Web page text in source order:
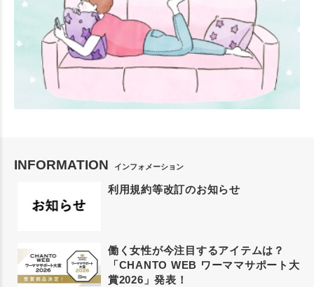
INFORMATION インフォメーション
利用規約等改訂のお知らせ
働く女性が今注目するアイテムは？
「CHANTO WEB ワーママサポート大
賞2026」発表！